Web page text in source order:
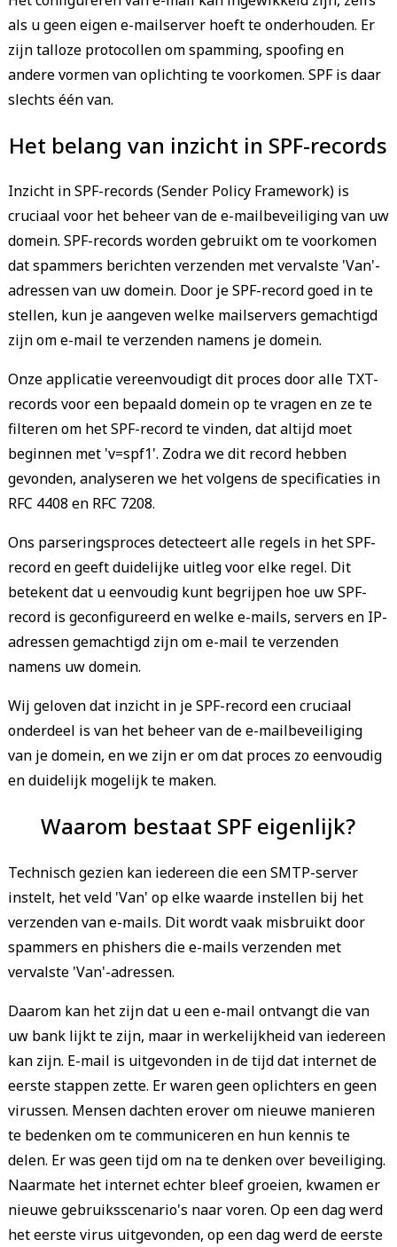
als u geen eigen e-mailserver hoeft te onderhouden. Er
zijn talloze protocollen om spamming, spoofing en
andere vormen van oplichting te voorkomen. SPF is daar
slechts één van.
Het belang van inzicht in SPF-records
Inzicht in SPF-records (Sender Policy Framework) is
cruciaal voor het beheer van de e-mailbeveiliging van uw
domein. SPF-records worden gebruikt om te voorkomen
dat spammers berichten verzenden met vervalste 'Van'-
adressen van uw domein. Door je SPF-record goed in te
stellen, kun je aangeven welke mailservers gemachtigd
zijn om e-mail te verzenden namens je domein.
Onze applicatie vereenvoudigt dit proces door alle TXT-
records voor een bepaald domein op te vragen en ze te
filteren om het SPF-record te vinden, dat altijd moet
beginnen met 'v=spf1'. Zodra we dit record hebben
gevonden, analyseren we het volgens de specificaties in
RFC 4408 en RFC 7208.
Ons parseringsproces detecteert alle regels in het SPF-
record en geeft duidelijke uitleg voor elke regel. Dit
betekent dat u eenvoudig kunt begrijpen hoe uw SPF-
record is geconfigureerd en welke e-mails, servers en IP-
adressen gemachtigd zijn om e-mail te verzenden
namens uw domein.
Wij geloven dat inzicht in je SPF-record een cruciaal
onderdeel is van het beheer van de e-mailbeveiliging
van je domein, en we zijn er om dat proces zo eenvoudig
en duidelijk mogelijk te maken.
Waarom bestaat SPF eigenlijk?
Technisch gezien kan iedereen die een SMTP-server
instelt, het veld 'Van' op elke waarde instellen bij het
verzenden van e-mails. Dit wordt vaak misbruikt door
spammers en phishers die e-mails verzenden met
vervalste 'Van'-adressen.
Daarom kan het zijn dat u een e-mail ontvangt die van
uw bank lijkt te zijn, maar in werkelijkheid van iedereen
kan zijn. E-mail is uitgevonden in de tijd dat internet de
eerste stappen zette. Er waren geen oplichters en geen
virussen. Mensen dachten erover om nieuwe manieren
te bedenken om te communiceren en hun kennis te
delen. Er was geen tijd om na te denken over beveiliging.
Naarmate het internet echter bleef groeien, kwamen er
nieuwe gebruiksscenario's naar voren. Op een dag werd
het eerste virus uitgevonden, op een dag werd de eerste